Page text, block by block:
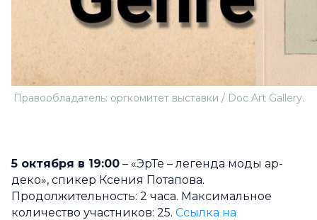
Правообладатель: оргкомитет выставки / Doc Art Gallery.
5 октября в 19:00 – «ЭрТе – легенда моды ар-
деко», спикер Ксения Потапова.
Продолжительность: 2 часа. Максимальное
количество участников: 25. Ссылка на